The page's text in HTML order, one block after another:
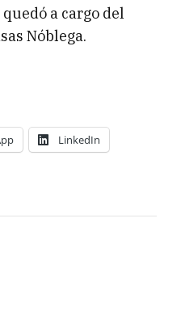
a cargo del
Nóblega.
LinkedIn